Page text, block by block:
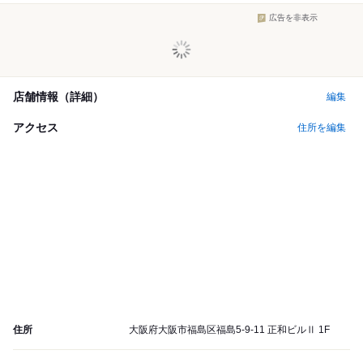
広告を非表示
店舗情報（詳細） 編集
アクセス 住所を編集
住所 大阪府大阪市福島区福島5-9-11 正和ビルⅡ 1F